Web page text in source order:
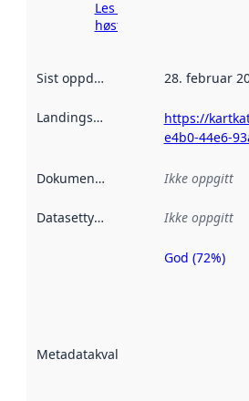
Les mer om
høsting her
Sist oppdatert 28. februar
Landingsside
https://
e4b0-44e6-
Dokumentasjon Ikke oppgitt
Datasettype Ikke oppgitt
Metadatakvalitet
Metadatakvalitet
God (72%)